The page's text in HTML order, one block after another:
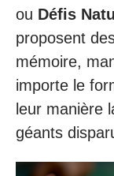
ou Défis
proposent
mémoire,
importe le
leur manière
géants